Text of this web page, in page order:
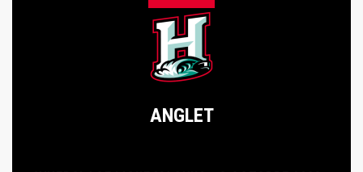
ANGLET